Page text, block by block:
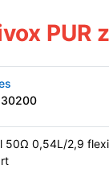
PUR
50Ω 0,54L/2,9